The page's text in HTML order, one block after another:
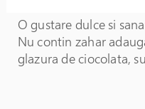
O gustare dulce si
Nu contin zahar
glazura de ciocolata,